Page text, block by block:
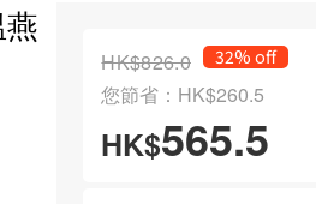
HK$826.0 32% off
您節省：HK$260.5
HK$565.5